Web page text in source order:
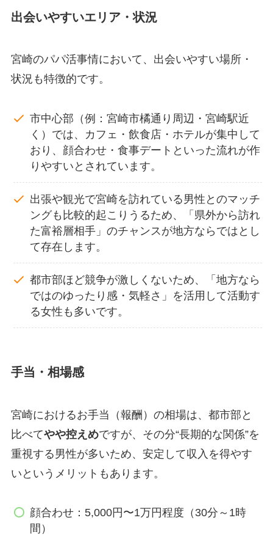
出会いやすいエリア・状況
宮崎のパパ活事情において、出会いやすい場所・
状況も特徴的です。
市中心部（例：宮崎市橘通り周辺・宮崎駅近
く）では、カフェ・飲食店・ホテルが集中して
おり、顔合わせ・食事デートといった流れが作
りやすいとされています。
出張や観光で宮崎を訪れている男性とのマッチ
ングも比較的起こりうるため、「県外から訪れ
た富裕層相手」のチャンスが地方ならではとし
て存在します。
都市部ほど競争が激しくないため、「地方なら
ではのゆったり感・気軽さ」を活用して活動す
る女性も多いです。
手当・相場感
宮崎におけるお手当（報酬）の相場は、都市部と
比べてやや控えめですが、その分“長期的な関係”を
重視する男性が多いため、安定して収入を得やす
いというメリットもあります。
顔合わせ：5,000円〜1万円程度（30分～1時
間）